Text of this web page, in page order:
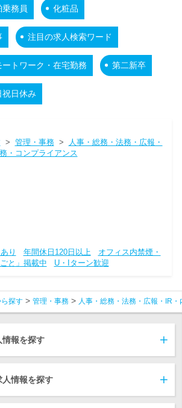
務員 化粧品
注目の求人検索ワード
ートワーク・在宅勤務 第二新卒
祝日休み
> 管理・事務>
人事・総務・法務・広報・
・コンプライアンス
り
年間休日120日以上
オフィス内禁煙・
と」掲載中 U・Iターン歓迎
探す 管理・事務 人事・総務・法務・広報・IR・
情報を探す
情報を探す